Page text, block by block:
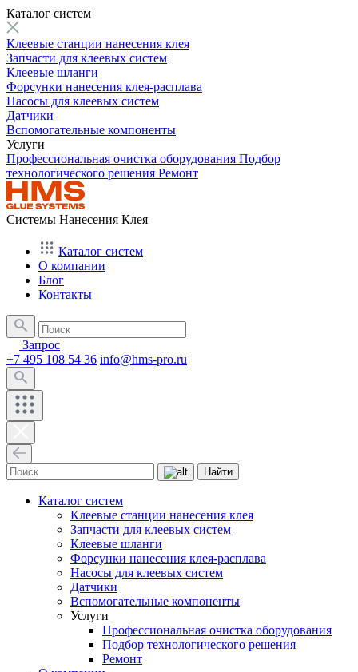
Каталог систем
Клеевые станции нанесения клея
Запчасти для клеевых систем
Клеевые шланги
Форсунки нанесения клея-расплава
Насосы для клеевых систем
Датчики
Вспомогательные компоненты
Услуги
Профессиональная очистка оборудования Подбор
технологического решения Ремонт
Системы Нанесения Клея
Каталог систем
О компании
Блог
Контакты
Запрос
+7 495 108 54 36 info@hms-pro.ru
Найти
Каталог систем
Клеевые станции нанесения клея
Запчасти для клеевых систем
Клеевые шланги
Форсунки нанесения клея-расплава
Насосы для клеевых систем
Датчики
Вспомогательные компоненты
Услуги
Профессиональная очистка оборудования
Подбор технологического решения
Ремонт